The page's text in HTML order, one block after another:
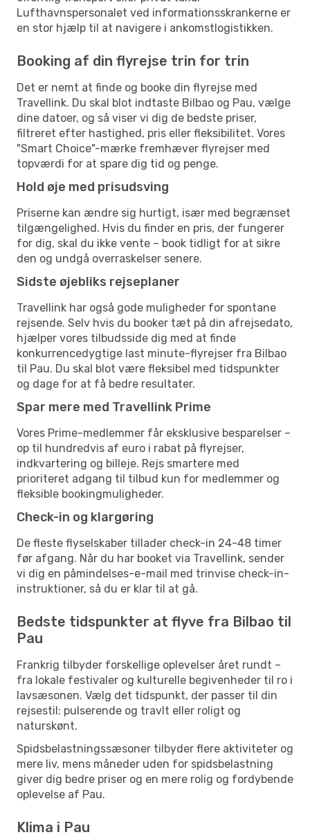
Lufthavnspersonalet ved informationsskrankerne er
en stor hjælp til at navigere i ankomstlogistikken.
Booking af din flyrejse trin for trin
Det er nemt at finde og booke din flyrejse med
Travellink. Du skal blot indtaste Bilbao og Pau, vælge
dine datoer, og så viser vi dig de bedste priser,
filtreret efter hastighed, pris eller fleksibilitet. Vores
"Smart Choice"-mærke fremhæver flyrejser med
topværdi for at spare dig tid og penge.
Hold øje med prisudsving
Priserne kan ændre sig hurtigt, især med begrænset
tilgængelighed. Hvis du finder en pris, der fungerer
for dig, skal du ikke vente – book tidligt for at sikre
den og undgå overraskelser senere.
Sidste øjebliks rejseplaner
Travellink har også gode muligheder for spontane
rejsende. Selv hvis du booker tæt på din afrejsedato,
hjælper vores tilbudsside dig med at finde
konkurrencedygtige last minute-flyrejser fra Bilbao
til Pau. Du skal blot være fleksibel med tidspunkter
og dage for at få bedre resultater.
Spar mere med Travellink Prime
Vores Prime-medlemmer får eksklusive besparelser –
op til hundredvis af euro i rabat på flyrejser,
indkvartering og billeje. Rejs smartere med
prioriteret adgang til tilbud kun for medlemmer og
fleksible bookingmuligheder.
Check-in og klargøring
De fleste flyselskaber tillader check-in 24-48 timer
før afgang. Når du har booket via Travellink, sender
vi dig en påmindelses-e-mail med trinvise check-in-
instruktioner, så du er klar til at gå.
Bedste tidspunkter at flyve fra Bilbao til
Pau
Frankrig tilbyder forskellige oplevelser året rundt –
fra lokale festivaler og kulturelle begivenheder til ro i
lavsæsonen. Vælg det tidspunkt, der passer til din
rejsestil: pulserende og travlt eller roligt og
naturskønt.
Spidsbelastningssæsoner tilbyder flere aktiviteter og
mere liv, mens måneder uden for spidsbelastning
giver dig bedre priser og en mere rolig og fordybende
oplevelse af Pau.
Klima i Pau